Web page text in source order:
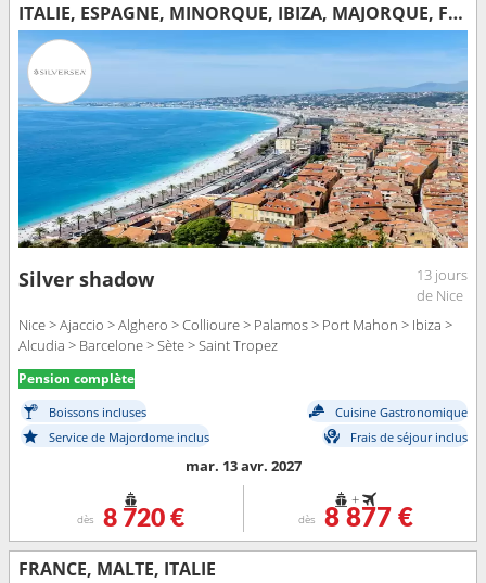
ITALIE, ESPAGNE, MINORQUE, IBIZA, MAJORQUE, FRANCE
Silver shadow
13 jours
de Nice
Nice > Ajaccio > Alghero > Collioure > Palamos > Port Mahon > Ibiza >
Alcudia > Barcelone > Sète > Saint Tropez
Pension complète
Boissons incluses
Cuisine Gastronomique
Service de Majordome inclus
Frais de séjour inclus
mar. 13 avr. 2027
dès 8 720 €
+
dès 8 877 €
FRANCE, MALTE, ITALIE